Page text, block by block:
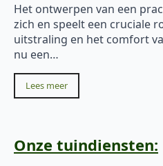
Het ontwerpen van een
zich en speelt een cruciale
uitstraling en het comfort
nu een…
Lees meer
Onze tuindiensten: